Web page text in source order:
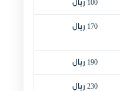
100 ريال
170 ريال
190 ريال
230 ريال